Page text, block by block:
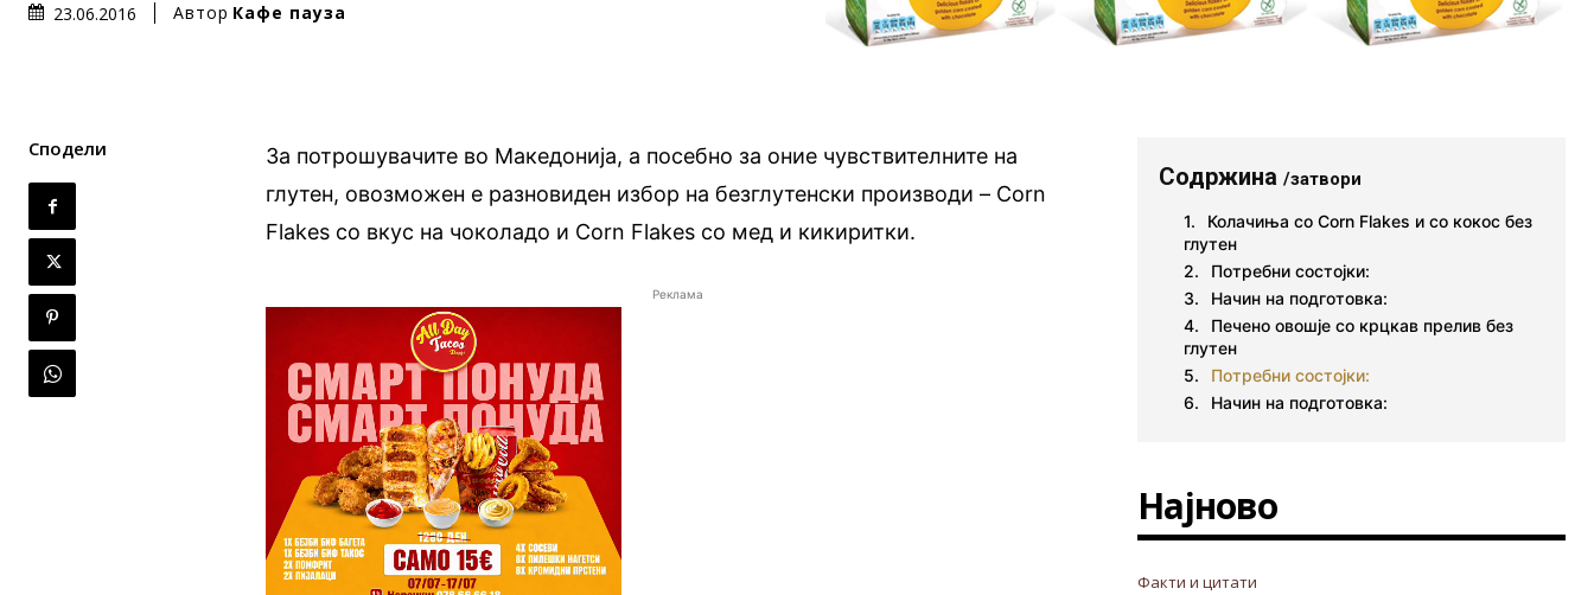
23.06.2016 Автор Кафе пауза
Сподели
За потрошувачите во Македонија, а посебно за оние чувствителните на
глутен, овозможен е разновиден избор на безглутенски производи – Corn
Flakes со вкус на чоколадо и Corn Flakes со мед и кикиритки.
Реклама
Содржина/затвори
Колачиња со Corn Flakes и со кокос без
глутен
Потребни состојки:
Начин на подготовка:
Печено овошје со крцкав прелив без
глутен
Потребни состојки:
Начин на подготовка:
Најново
Факти и цитати